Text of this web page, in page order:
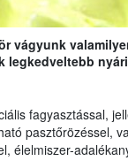
vágyunk
fagyasztással,
pasztőrözéssel,
élelmiszer-